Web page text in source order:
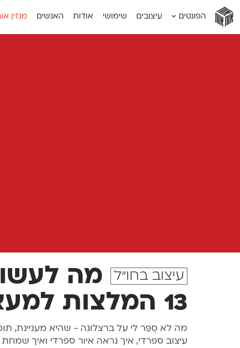
אותאות
אותאות
אות
אות
הפונטים עיצובים שימושי אודות האנשים מגזין
חדש
עיצוב בחו"ל
מה
13 המלצות למעצבים גרפיים
מה לא סֻפַּר לי על ברצלונה - שהיא מעניינת,
עיצוב ספרדי, איך נראה איור ספרדי ואיך